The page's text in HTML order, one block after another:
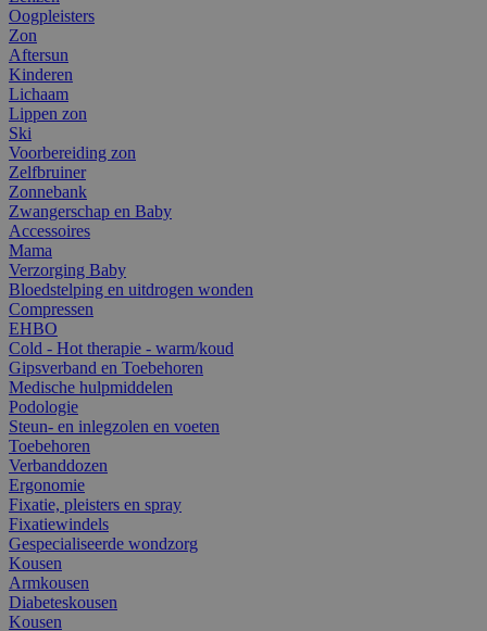
Oogpleisters
Zon
Aftersun
Kinderen
Lichaam
Lippen zon
Ski
Voorbereiding zon
Zelfbruiner
Zonnebank
Zwangerschap en Baby
Accessoires
Mama
Verzorging Baby
Bloedstelping en uitdrogen wonden
Compressen
EHBO
Cold - Hot therapie - warm/koud
Gipsverband en Toebehoren
Medische hulpmiddelen
Podologie
Steun- en inlegzolen en voeten
Toebehoren
Verbanddozen
Ergonomie
Fixatie, pleisters en spray
Fixatiewindels
Gespecialiseerde wondzorg
Kousen
Armkousen
Diabeteskousen
Kousen